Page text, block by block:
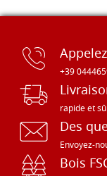
+39
rapide et
Des
Envoyez-
Bois